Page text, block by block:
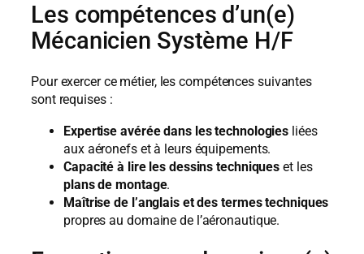
Les compétences d’un(e)
Mécanicien Système H/F
Pour exercer ce métier, les compétences suivantes
sont requises :
Expertise avérée dans les technologies liées
aux aéronefs et à leurs équipements.
Capacité à lire les dessins techniques et les
plans de montage.
Maîtrise de l’anglais et des termes techniques
propres au domaine de l’aéronautique.